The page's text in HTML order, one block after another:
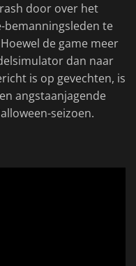
door over het
bemanningsleden te
de game meer
dan naar
is op gevechten, is
angstaanjagende
seizoen.